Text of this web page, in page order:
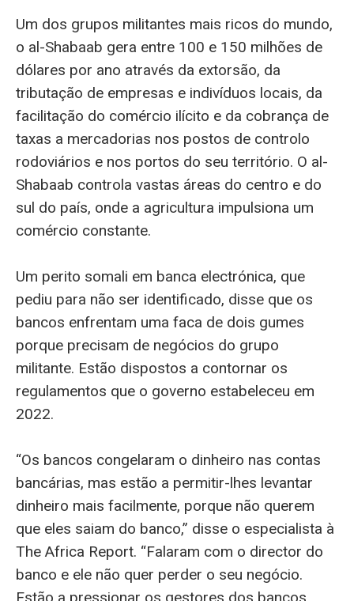
Um dos grupos militantes mais ricos do mundo,
o al-Shabaab gera entre 100 e 150 milhões de
dólares por ano através da extorsão, da
tributação de empresas e indivíduos locais, da
facilitação do comércio ilícito e da cobrança de
taxas a mercadorias nos postos de controlo
rodoviários e nos portos do seu território. O al-
Shabaab controla vastas áreas do centro e do
sul do país, onde a agricultura impulsiona um
comércio constante.
Um perito somali em banca electrónica, que
pediu para não ser identificado, disse que os
bancos enfrentam uma faca de dois gumes
porque precisam de negócios do grupo
militante. Estão dispostos a contornar os
regulamentos que o governo estabeleceu em
2022.
“Os bancos congelaram o dinheiro nas contas
bancárias, mas estão a permitir-lhes levantar
dinheiro mais facilmente, porque não querem
que eles saiam do banco,” disse o especialista à
The Africa Report. “Falaram com o director do
banco e ele não quer perder o seu negócio.